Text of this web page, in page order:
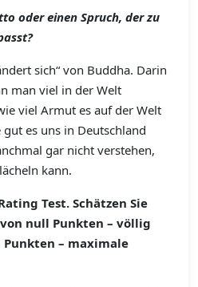
oder einen Spruch, der zu
sich“ von Buddha. Darin
man viel in der Welt
viel Armut es auf der Welt
es uns in Deutschland
gar nicht verstehen,
kann.
Test. Schätzen Sie
null Punkten – völlig
Punkten – maximale